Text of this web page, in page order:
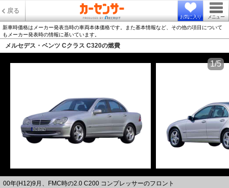
戻る
お気に入り メニュー
新車時価格はメーカー発表当時の車両本体価格です。また基本情報など、その他の項目について
もメーカー発表時の情報に基いています。
メルセデス・ベンツ Cクラス C320の燃費
00年(H12)9月、FMC時の2.0 C200 コンプレッサーのフロント
1/5